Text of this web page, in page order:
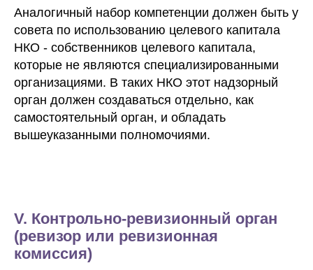
Аналогичный набор компетенции должен быть у
совета по использованию целевого капитала
НКО - собственников целевого капитала,
которые не являются специализированными
организациями. В таких НКО этот надзорный
орган должен создаваться отдельно, как
самостоятельный орган, и обладать
вышеуказанными полномочиями.
V. Контрольно-ревизионный орган
(ревизор или ревизионная
комиссия)